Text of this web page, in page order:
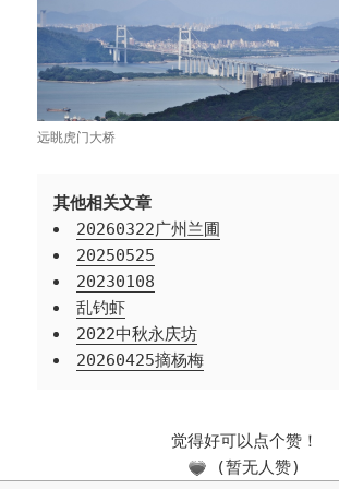
远眺虎门大桥
其他相关文章
20260322广州兰圃
20250525
20230108
乱钓虾
2022中秋永庆坊
20260425摘杨梅
觉得好可以点个赞！
(暂无人赞)